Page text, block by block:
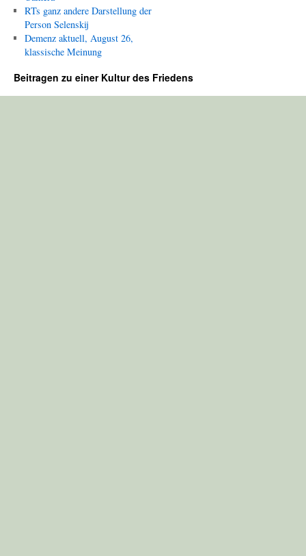
RTs ganz andere Darstellung der
Person Selenskij
Demenz aktuell, August 26,
klassische Meinung
Beitragen zu einer Kultur des Friedens